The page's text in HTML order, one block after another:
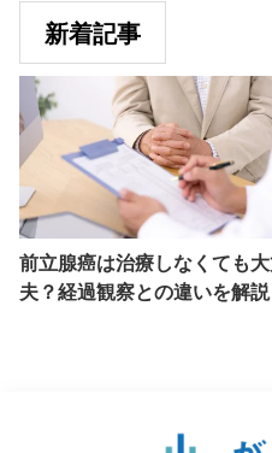
新着記事
前立腺癌は治療しなくても
夫？経過観察との違いを解説